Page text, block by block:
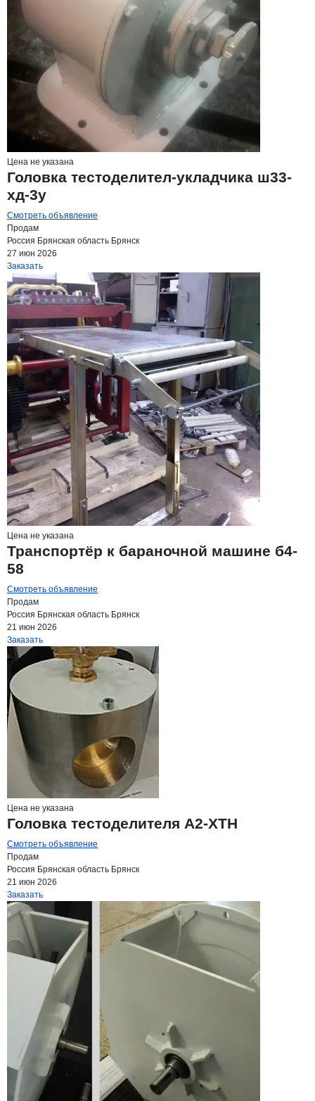
Цена не указана
Головка тестоделител-укладчика ш33-
хд-3у
Смотреть объявление
Продам
Россия Брянская область Брянск
27 июн 2026
Заказать
Цена не указана
Транспортёр к бараночной машине б4-
58
Смотреть объявление
Продам
Россия Брянская область Брянск
21 июн 2026
Заказать
Цена не указана
Головка тестоделителя А2-ХТН
Смотреть объявление
Продам
Россия Брянская область Брянск
21 июн 2026
Заказать